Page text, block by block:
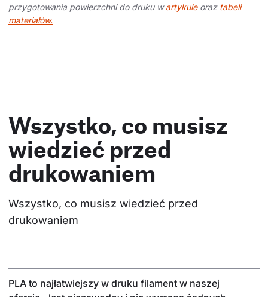
przygotowania powierzchni do druku wartykuleoraz tabeli
materiałów.
Wszystko, co musisz
wiedzieć przed
drukowaniem
Wszystko, co musisz wiedzieć przed
drukowaniem
PLA to najłatwiejszy w druku filament w naszej